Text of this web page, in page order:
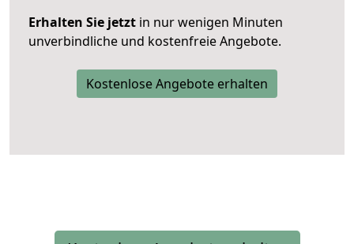
Erhalten Sie jetzt in nur wenigen Minuten
unverbindliche und kostenfreie Angebote.
Kostenlose Angebote erhalten